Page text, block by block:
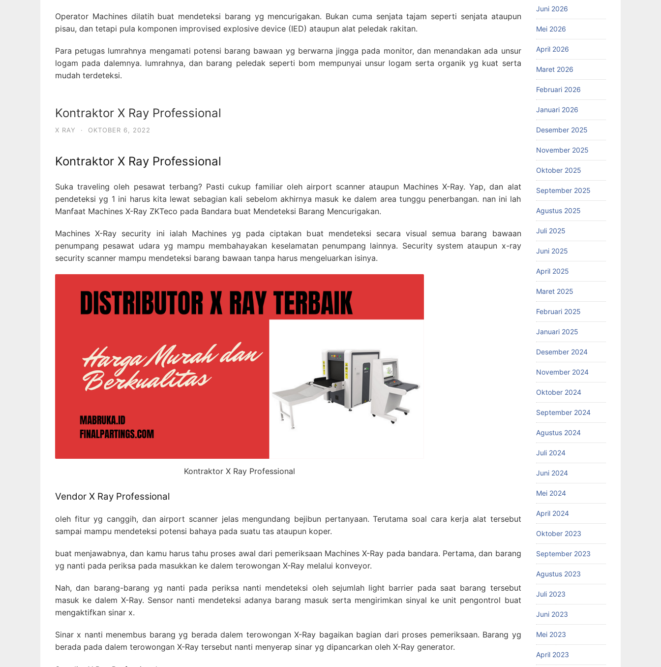
Operator Machines dilatih buat mendeteksi barang yg mencurigakan. Bukan cuma senjata tajam seperti senjata ataupun
pisau, dan tetapi pula komponen improvised explosive device (IED) ataupun alat peledak rakitan.
Para petugas lumrahnya mengamati potensi barang bawaan yg berwarna jingga pada monitor, dan menandakan ada unsur
logam pada dalemnya. lumrahnya, dan barang peledak seperti bom mempunyai unsur logam serta organik yg kuat serta
mudah terdeteksi.
Kontraktor X Ray Professional
X RAY · OKTOBER 6, 2022
Kontraktor X Ray Professional
Suka traveling oleh pesawat terbang? Pasti cukup familiar oleh airport scanner ataupun Machines X-Ray. Yap, dan alat
pendeteksi yg 1 ini harus kita lewat sebagian kali sebelom akhirnya masuk ke dalem area tunggu penerbangan. nan ini lah
Manfaat Machines X-Ray ZKTeco pada Bandara buat Mendeteksi Barang Mencurigakan.
Machines X-Ray security ini ialah Machines yg pada ciptakan buat mendeteksi secara visual semua barang bawaan
penumpang pesawat udara yg mampu membahayakan keselamatan penumpang lainnya. Security system ataupun x-ray
security scanner mampu mendeteksi barang bawaan tanpa harus mengeluarkan isinya.
Kontraktor X Ray Professional
Vendor X Ray Professional
oleh fitur yg canggih, dan airport scanner jelas mengundang bejibun pertanyaan. Terutama soal cara kerja alat tersebut
sampai mampu mendeteksi potensi bahaya pada suatu tas ataupun koper.
buat menjawabnya, dan kamu harus tahu proses awal dari pemeriksaan Machines X-Ray pada bandara. Pertama, dan barang
yg nanti pada periksa pada masukkan ke dalem terowongan X-Ray melalui konveyor.
Nah, dan barang-barang yg nanti pada periksa nanti mendeteksi oleh sejumlah light barrier pada saat barang tersebut
masuk ke dalem X-Ray. Sensor nanti mendeteksi adanya barang masuk serta mengirimkan sinyal ke unit pengontrol buat
mengaktifkan sinar x.
Sinar x nanti menembus barang yg berada dalem terowongan X-Ray bagaikan bagian dari proses pemeriksaan. Barang yg
berada pada dalem terowongan X-Ray tersebut nanti menyerap sinar yg dipancarkan oleh X-Ray generator.
Juni 2026
Mei 2026
April 2026
Maret 2026
Februari 2026
Januari 2026
Desember 2025
November 2025
Oktober 2025
September 2025
Agustus 2025
Juli 2025
Juni 2025
April 2025
Maret 2025
Februari 2025
Januari 2025
Desember 2024
November 2024
Oktober 2024
September 2024
Agustus 2024
Juli 2024
Juni 2024
Mei 2024
April 2024
Oktober 2023
September 2023
Agustus 2023
Juli 2023
Juni 2023
Mei 2023
April 2023